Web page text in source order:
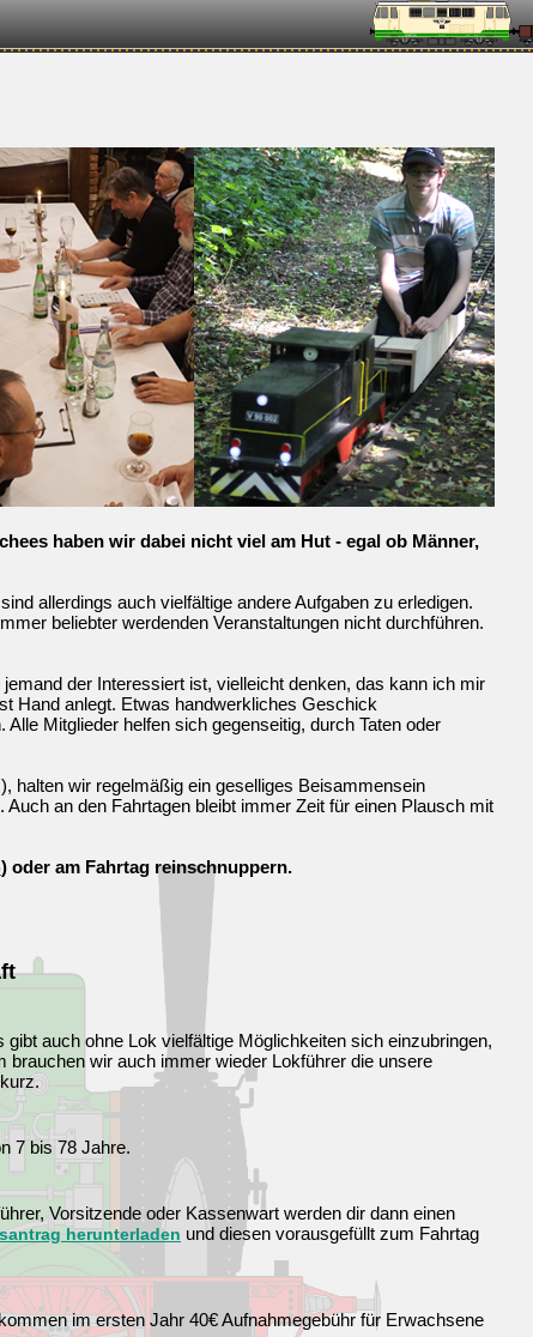
haben wir dabei nicht viel am Hut - egal ob Männer,
allerdings auch vielfältige andere Aufgaben zu erledigen.
beliebter werdenden Veranstaltungen nicht durchführen.
der Interessiert ist, vielleicht denken, das kann ich mir
Hand anlegt. Etwas handwerkliches Geschick
Mitglieder helfen sich gegenseitig, durch Taten oder
halten wir regelmäßig ein geselliges Beisammensein
an den Fahrtagen bleibt immer Zeit für einen Plausch mit
) oder am Fahrtag reinschnuppern.
auch ohne Lok vielfältige Möglichkeiten sich einzubringen,
brauchen wir auch immer wieder Lokführer die unsere
7 bis 78 Jahre.
Vorsitzende oder Kassenwart werden dir dann einen
herunterladen und diesen vorausgefüllt zum Fahrtag
im ersten Jahr 40€ Aufnahmegebühr für Erwachsene